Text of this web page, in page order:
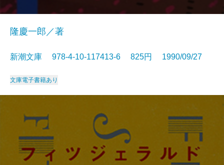
隆慶一郎／著
新潮文庫 978-4-10-117413-6 825円 1990/09/27
文庫電子書籍あり